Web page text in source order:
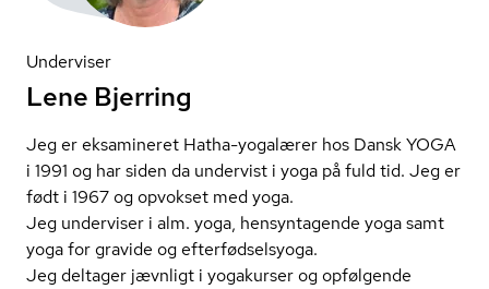
Underviser
Lene Bjerring
Jeg er eksamineret Hatha-yogalærer hos Dansk YOGA
i 1991 og har siden da undervist i yoga på fuld tid. Jeg er
født i 1967 og opvokset med yoga.
Jeg underviser i alm. yoga, hensyntagende yoga samt
yoga for gravide og ef­ter­fød­sel­sy­o­ga.
Jeg deltager jævnligt i yogakurser og opfølgende